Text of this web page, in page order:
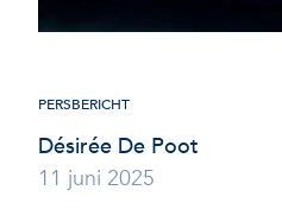
PERSBERICHT
Désirée De Poot
11 juni 2025